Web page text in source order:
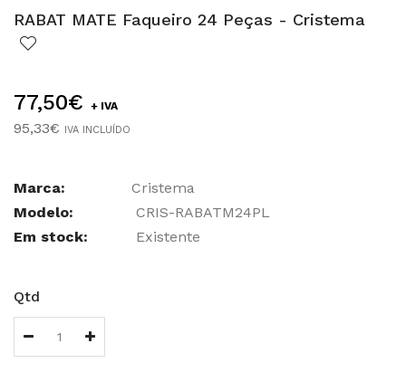
RABAT MATE Faqueiro 24 Peças - Cristema
77,50€ + IVA
95,33€ IVA INCLUÍDO
Marca:
Cristema
Modelo:
CRIS-RABATM24PL
Em stock:
Existente
Qtd